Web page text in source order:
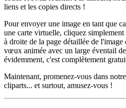
liens et les copies directs !
Pour envoyer une image en tant que
une carte virtuelle, cliquez
à droite de la page détaillée de
vœux animée avec un large éventail
évidemment, c'est complètement
Maintenant, promenez-vous dans
cliparts... et surtout, amusez-vous !